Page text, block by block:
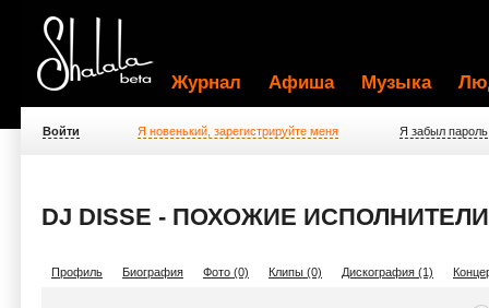
Журнал Афиша Музыка
Войти Я новенький, зарегистрируйте меня Я забыл пароль
DJ DISSE - ПОХОЖИЕ ИСПОЛНИТЕЛИ
Профиль Биография Фото (0) Клипы (0) Дискография (1)